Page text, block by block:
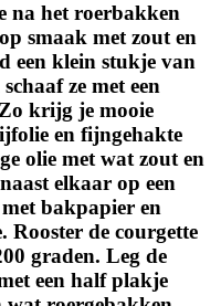
na het roerbakken
smaak met zout en
een klein stukje van
ze met een
krijg je mooie
en fijngehakte
olie met wat zout en
elkaar op een
bakpapier en
Rooster de courgette
graden. Leg de
een half plakje